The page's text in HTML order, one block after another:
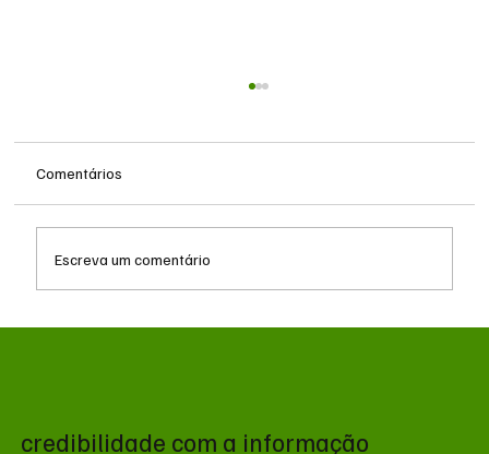
Comentários
Escreva um comentário
credibilidade com a informação